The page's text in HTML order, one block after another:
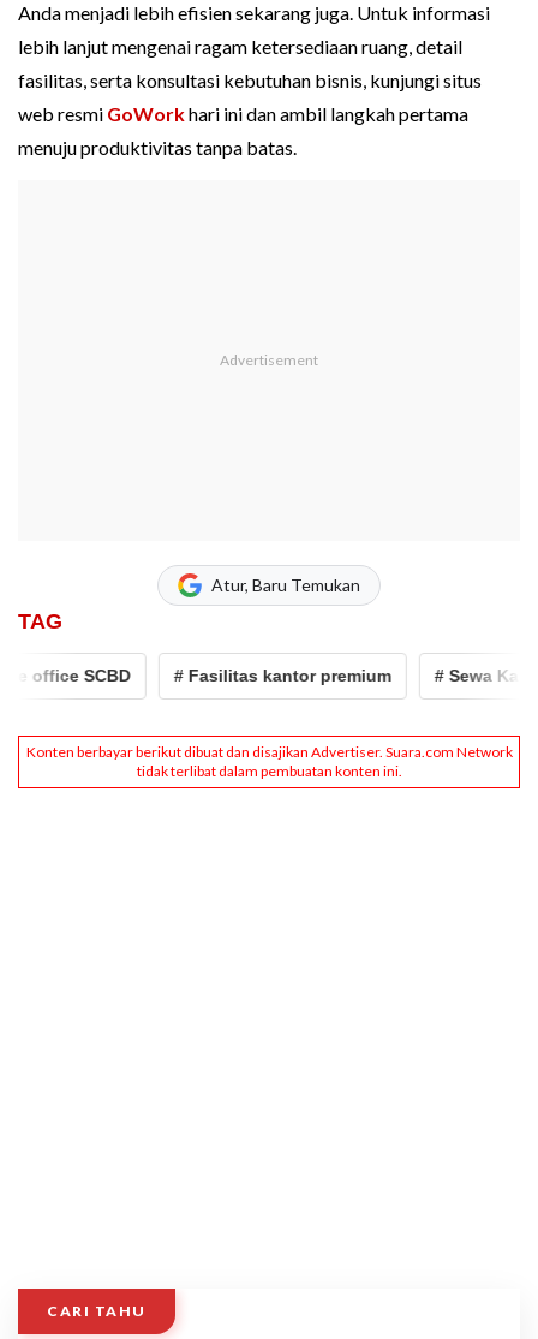
Anda menjadi lebih efisien sekarang juga. Untuk informasi
lebih lanjut mengenai ragam ketersediaan ruang, detail
fasilitas, serta konsultasi kebutuhan bisnis, kunjungi situs
web resmi GoWorkhari ini dan ambil langkah pertama
menuju produktivitas tanpa batas.
Atur, Baru Temukan
TAG
SCBD # Fasilitas kantor premium # Sewa Kantor
CARI TAHU